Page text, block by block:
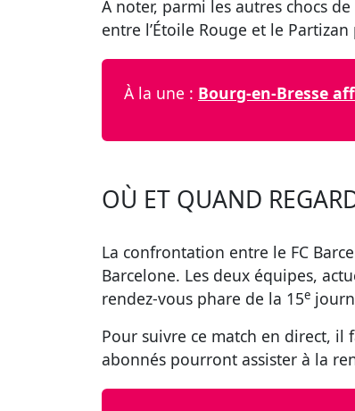
À noter, parmi les autres chocs
entre l’Étoile Rouge et le
À la une : Bourg-en-Bresse
OÙ ET QUAND
La confrontation entre le FC
Barcelone. Les deux équipes,
rendez-vous phare de la 15e
Pour suivre ce match en direct, il
abonnés pourront assister à la